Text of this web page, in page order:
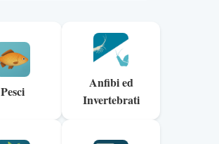
Pesci
Anfibi ed
Invertebrati